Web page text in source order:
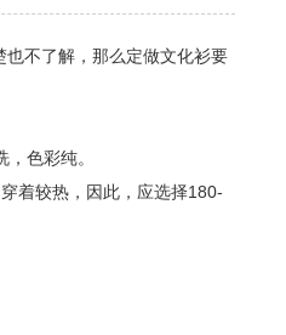
不了解，那么定做文化衫要
色彩纯。
着较热，因此，应选择180-